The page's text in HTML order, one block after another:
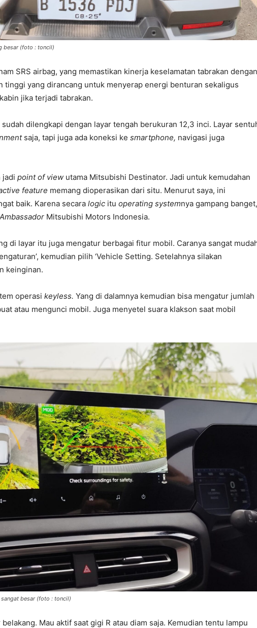
besar (foto : toncil)
SRS airbag, yang memastikan kinerja keselamatan tabrakan dengan
tinggi yang dirancang untuk menyerap energi benturan sekaligus
jika terjadi tabrakan.
dilengkapi dengan layar tengah berukuran 12,3 inci. Layar
saja, tapi juga ada koneksi ke smartphone, navigasi juga
jadi point of view utama Mitsubishi Destinator. Jadi untuk kemudahan
feature memang dioperasikan dari situ. Menurut saya, ini
baik. Karena secara logic itu operating systemnya gampang
Mitsubishi Motors Indonesia.
di layar itu juga mengatur berbagai fitur mobil. Caranya sangat
kemudian pilih ‘Vehicle Setting. Setelahnya silakan
keinginan.
operasi keyless. Yang di dalamnya kemudian bisa mengatur jumlah
atau mengunci mobil. Juga menyetel suara klakson saat mobil
besar (foto : toncil)
Mau aktif saat gigi R atau diam saja. Kemudian tentu lampu